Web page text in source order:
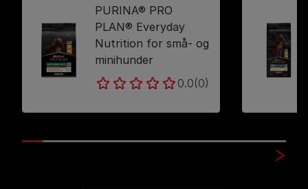
PURINA® PRO
PLAN® Everyday
Nutrition for små- og
minihunder
0.0(0)